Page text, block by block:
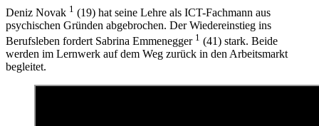
Deniz Novak 1 (19) hat seine Lehre als ICT-Fachmann aus
psychischen Gründen abgebrochen. Der Wiedereinstieg ins
Berufsleben fordert Sabrina Emmenegger 1 (41) stark. Beide
werden im Lernwerk auf dem Weg zurück in den Arbeitsmarkt
begleitet.